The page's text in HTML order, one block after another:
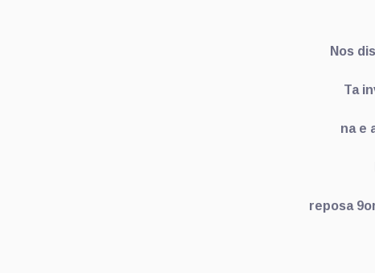
Nos
Ta
na e
reposa